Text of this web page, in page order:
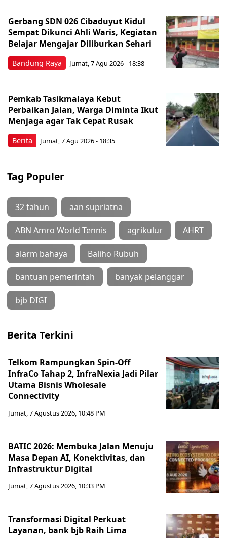
Bandung Raya
Gerbang SDN 026 Cibaduyut Kidul
Sempat Dikunci Ahli Waris, Kegiatan
Belajar Mengajar Diliburkan Sehari
Jumat, 7 Agu 2026 - 18:38
Berita
Pemkab Tasikmalaya Kebut
Perbaikan Jalan, Warga Diminta Ikut
Menjaga agar Tak Cepat Rusak
Jumat, 7 Agu 2026 - 18:35
Tag Populer
32 tahun aan supriatna
ABN Amro World Tennis agrikulur AHRT
alarm bahaya Baliho Rubuh
bantuan pemerintah banyak pelanggar
bjb DIGI
Berita Terkini
Telkom Rampungkan Spin-Off
InfraCo Tahap 2, InfraNexia Jadi Pilar
Utama Bisnis Wholesale
Connectivity
Jumat, 7 Agustus 2026, 10:48 PM
BATIC 2026: Membuka Jalan Menuju
Masa Depan AI, Konektivitas, dan
Infrastruktur Digital
Jumat, 7 Agustus 2026, 10:33 PM
Transformasi Digital Perkuat
Layanan, bank bjb Raih Lima